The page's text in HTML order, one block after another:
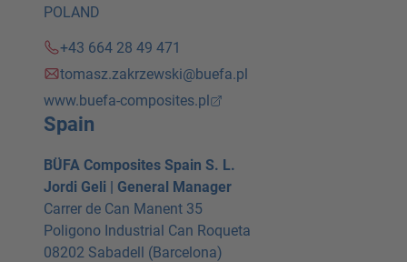
POLAND
+43 664 28 49 471
tomasz.zakrzewski@buefa.pl
www.buefa-composites.pl
Spain
BÜFA Composites Spain S. L.
Jordi Geli | General Manager
Carrer de Can Manent 35
Poligono Industrial Can Roqueta
08202 Sabadell (Barcelona)